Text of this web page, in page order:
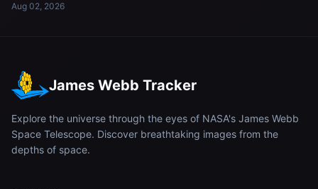
Aug 02, 2026
James Webb Tracker
Explore the universe through the eyes of NASA's James Webb
Space Telescope. Discover breathtaking images from the
depths of space.